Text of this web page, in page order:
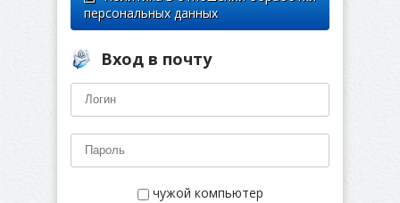
персональных данных
Вход в почту
чужой компьютер